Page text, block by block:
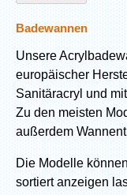
Badewannen
Unsere
europäischer
Sanitäracryl und
Zu den meisten
außerdem
Die Modelle
sortiert anzeigen